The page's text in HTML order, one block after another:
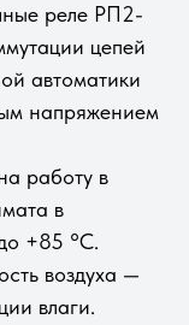
реле РП2-
цепей
автоматики
напряжением
работу в
в
+85 °C.
воздуха —
влаги.